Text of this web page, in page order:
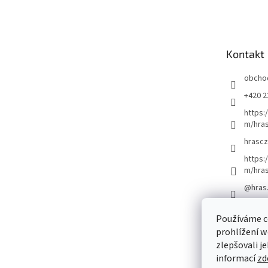
Používáme
prohlížení
zlepšovali
informací
Kontakt
+420
m/
hrascz
m/